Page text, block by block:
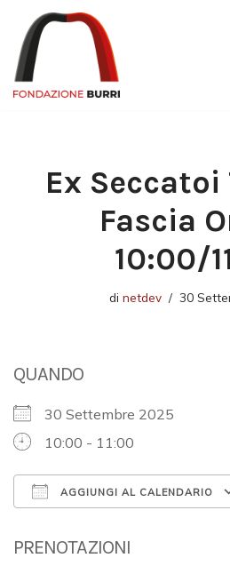
Vai
al
contenuto
Ex Seccatoi
Fascia
10:00/
di netdev 30
QUANDO
30 Settembre 2025
10:00 - 11:00
AGGIUNGI AL CALENDARIO
PRENOTAZIONI